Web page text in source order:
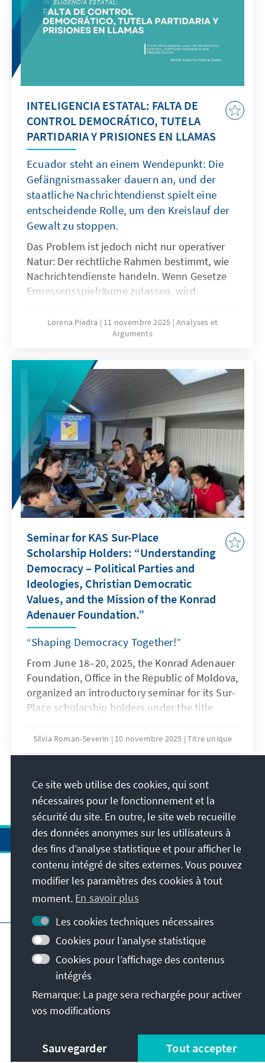
INTELIGENCIA ESTATAL: FALTA DE
CONTROL DEMOCRÁTICO, TUTELA
PARTIDARIA Y PRISIONES EN LLAMAS
Ecuador steht an einem Wendepunkt: Die
Gefängnismassaker dauern an, und der
staatliche Nachrichtendienst spielt eine
entscheidende Rolle, um den Kreislauf der
Gewalt zu stoppen.
Das Problem ist jedoch nicht nur operativer
Natur: Der rechtliche Rahmen bestimmt, wie
Nachrichtendienste handeln. Wenn Gesetze
Ermessensspielräume zulassen, wird
verliert ihren öffentlichen Zweck; wenn
hingegen klare Kontroll- und
sind, wird sie zu einem strategischen
Instrument, das Leben rettet und die
Demokratie stärkt.
Lorena Piedra 11 novembre 2025 Analyses et
Arguments
Seminar for KAS Sur-Place
Scholarship Holders: “Understanding
Democracy – Political Parties and
Ideologies, Christian Democratic
Values, and the Mission of the Konrad
Adenauer Foundation.”
“Shaping Democracy Together!”
From June 18–20, 2025, the Konrad Adenauer
Foundation, Office in the Republic of Moldova,
organized an introductory seminar for its Sur-
Place scholarship holders under the title
and Ideologies, Christian Democratic Values,
and the Mission of the Konrad Adenauer
contribute to the civic and political education
of young leaders, in line with the Konrad
Adenauer Foundation’s mission to promote
democratic values.
Silvia Roman-Severin 10 novembre 2025 Titre unique
40/630
Visitez aussi
Impressum
Protection des données
Conditions d'utilisation
Déclaration d'accessibilité
Signaler un obstacle
Istanbul Security Conference
© Konrad-Adenauer-Stiftung e.V. 2026
Ce site web utilise des cookies, qui sont
nécessaires pour le fonctionnement et la
sécurité du site. En outre, le site web recueille
des données anonymes sur les utilisateurs à
des fins d’analyse statistique et pour afficher le
contenu intégré de sites externes. Vous pouvez
modifier les paramètres des cookies à tout
moment. En savoir plus
Les cookies techniques nécessaires
Cookies pour l’analyse statistique
Cookies pour l’affichage des contenus
intégrés
Remarque: La page sera rechargée pour activer
vos modifications
Sauvegarder Tout accepter